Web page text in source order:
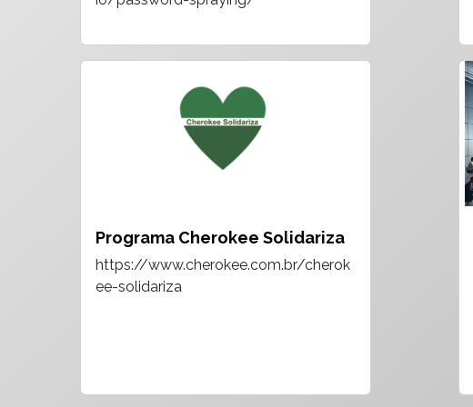
Programa Cherokee Solidariza
https://www.cherokee.com.br/cherok
ee-solidariza